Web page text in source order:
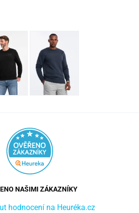
NAŠIMI ZÁKAZNÍKY
hodnocení na Heuréka.cz